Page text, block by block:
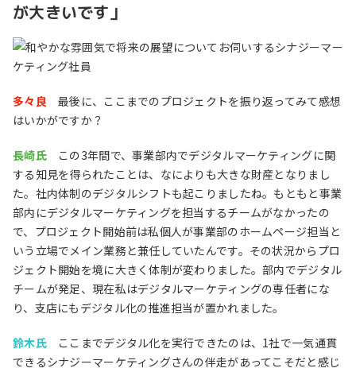
が大きいです」
多々良 最後に、ここまでのプロジェクトを振り返ってみて感想
はいかがですか？
長崎氏この3年間で、事業部内でデジタルマーケティングに関
する知見を得られたことは、なによりも大きな財産となりまし
た。社内体制のデジタルシフトも起こりましたね。もともと事業
部内にデジタルマーケティングを担当するチームがなかったの
で、プロジェクト開始前は私個人が事業部のホームページ担当と
いう立場でメイン業務と兼任していたんです。その状況からプロ
ジェクト開始を境に大きく体制が変わりました。部内でデジタル
チームが発足、現在私はデジタルマーケティングの専任者にな
り、支店にもデジタル化の推進担当が置かれました。
鈴木氏ここまでデジタル化を実行できたのは、1社で一気通貫
できるシナジーマーケティングさんの伴走があってこそだと感じ